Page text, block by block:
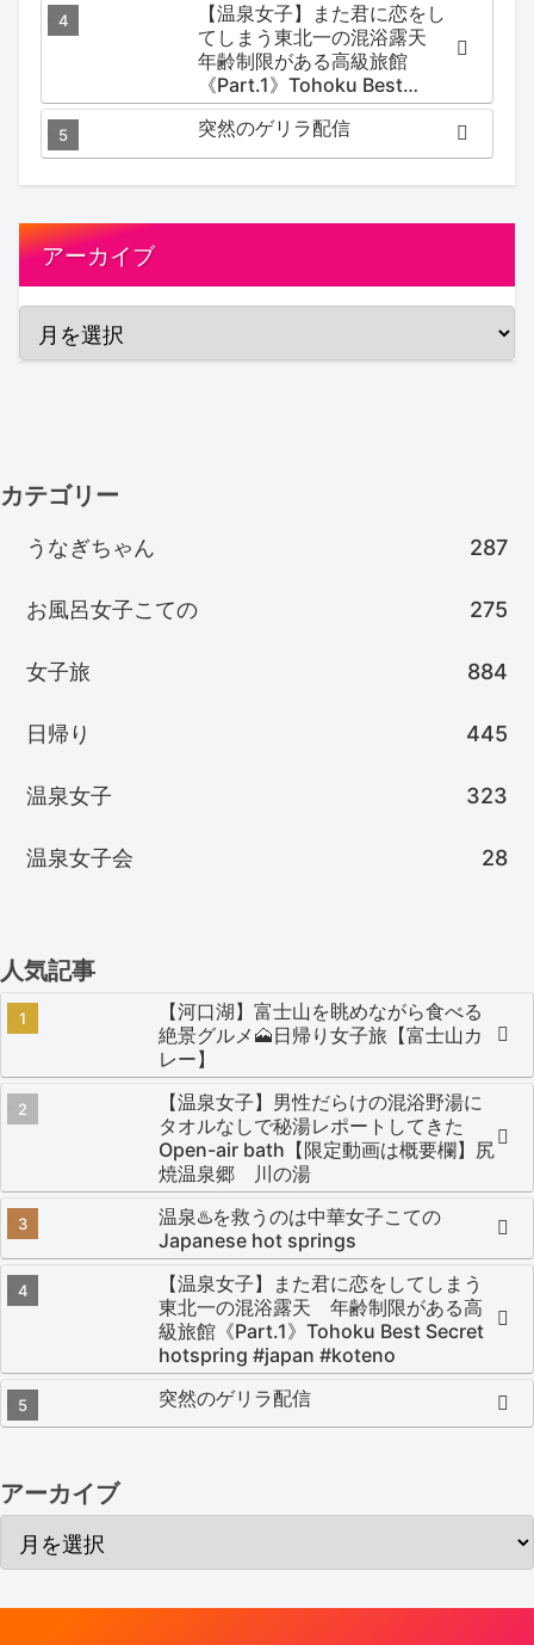
【温泉女子】また君に恋をし
てしまう東北一の混浴露天
年齢制限がある高級旅館
《Part.1》Tohoku Best
Secret hotspring #japan
#koteno
突然のゲリラ配信
アーカイブ
カテゴリー
うなぎちゃん 287
お風呂女子こての 275
女子旅 884
日帰り 445
温泉女子 323
温泉女子会 28
人気記事
【河口湖】富士山を眺めながら食べる
絶景グルメ🗻日帰り女子旅【富士山カ
レー】
【温泉女子】男性だらけの混浴野湯に
タオルなしで秘湯レポートしてきた
Open-air bath【限定動画は概要欄】尻
焼温泉郷 川の湯
温泉♨️を救うのは中華女子こての
Japanese hot springs
【温泉女子】また君に恋をしてしまう
東北一の混浴露天 年齢制限がある高
級旅館《Part.1》Tohoku Best Secret
hotspring #japan #koteno
突然のゲリラ配信
アーカイブ